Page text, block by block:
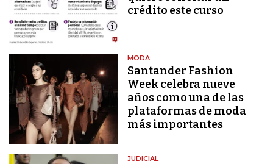
crédito este curso
MODA
Santander Fashion
Week celebra nueve
años como una de las
plataformas de moda
más importantes
JUDICIAL